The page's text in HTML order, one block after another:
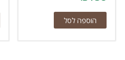
הוספה לסל